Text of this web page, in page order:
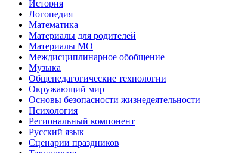
История
Логопедия
Математика
Материалы для родителей
Материалы МО
Междисциплинарное обобщение
Музыка
Общепедагогические технологии
Окружающий мир
Основы безопасности жизнедеятельности
Психология
Региональный компонент
Русский язык
Сценарии праздников